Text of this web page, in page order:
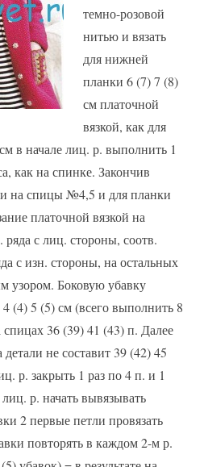
темно-розовой
нитью и вязать
для нижней
планки 6 (7) 7 (8)
см платочной
вязкой, как для
в начале лиц. р. выполнить 1
как на спинке. Закончив
на спицы №4,5 и для планки
платочной вязкой на
с лиц. стороны, соотв.
с изн. стороны, на остальных
узором. Боковую убавку
(4) 5 (5) см (всего выполнить 8
спицах 36 (39) 41 (43) п. Далее
не составит 39 (42) 45
р. закрыть 1 раз по 4 п. и 1
р. начать вывязывать
2 первые петли провязать
повторять в каждом 2-м р.